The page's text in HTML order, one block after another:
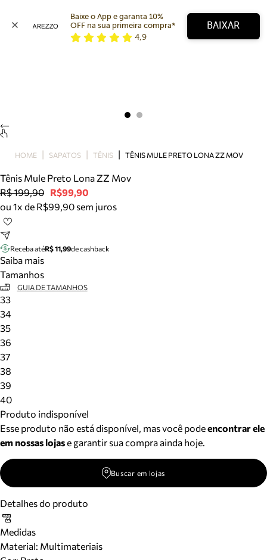
Bolsa
Tamanco
Tênis
Mule
Tire dúvidas sobre pedidos, devoluções e mais.
Meus pedidos
Acompanhe seus pedidos e solicite devoluções.
Baixe o App e garanta 10%
OFF na sua primeira compra*
4,9
BAIXAR
HOME SAPATOS TÊNIS TÊNIS MULE PRETO LONA ZZ MOV
Tênis Mule Preto Lona ZZ Mov
R$ 199,90 R$99,90
ou 1x de R$99,90 sem juros
Receba atéR$ 11,99de cashback
Saiba mais
Tamanhos
GUIA DE TAMANHOS
33
34
35
36
37
38
39
40
Produto indisponível
Esse produto não está disponível, mas você podeencontrar ele
em nossas lojase garantir sua compra ainda hoje.
Buscar em lojas
Detalhes do produto
Medidas
Material: Multimateriais